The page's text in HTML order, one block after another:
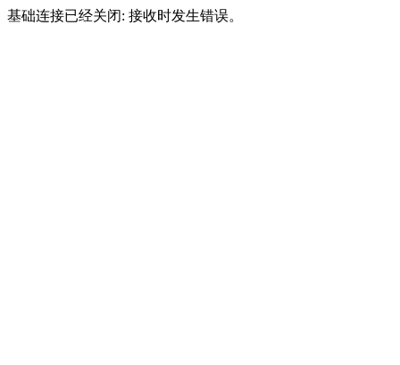
基础连接已经关闭: 接收时发生错误。